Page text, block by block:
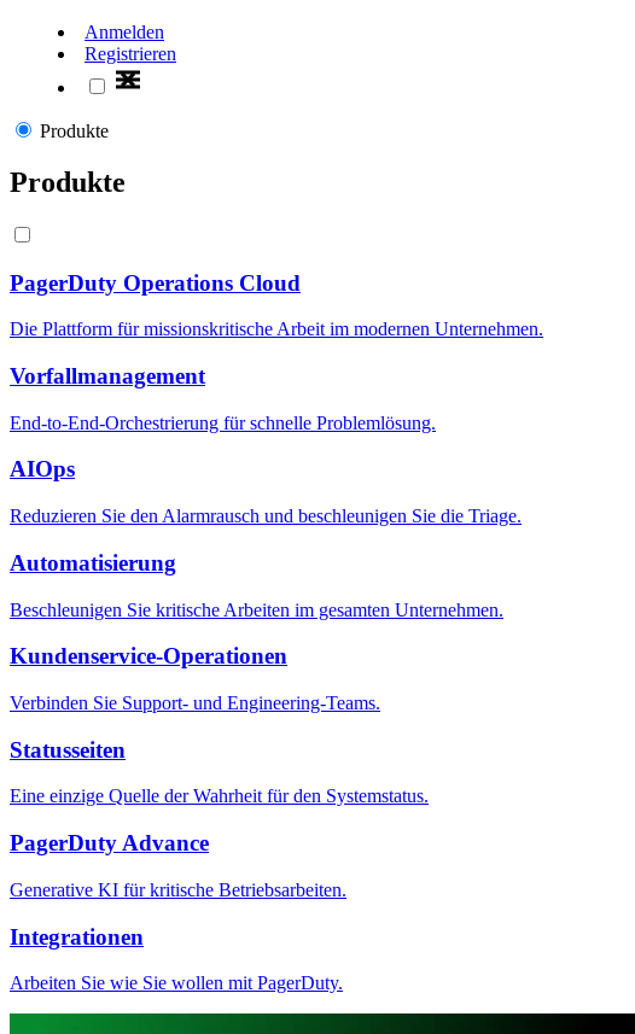
Anmelden
Registrieren
Produkte
Produkte
PagerDuty Operations Cloud
Die Plattform für missionskritische Arbeit im modernen Unternehmen.
Vorfallmanagement
End-to-End-Orchestrierung für schnelle Problemlösung.
AIOps
Reduzieren Sie den Alarmrausch und beschleunigen Sie die Triage.
Automatisierung
Beschleunigen Sie kritische Arbeiten im gesamten Unternehmen.
Kundenservice-Operationen
Verbinden Sie Support- und Engineering-Teams.
Statusseiten
Eine einzige Quelle der Wahrheit für den Systemstatus.
PagerDuty Advance
Generative KI für kritische Betriebsarbeiten.
Integrationen
Arbeiten Sie wie Sie wollen mit PagerDuty.